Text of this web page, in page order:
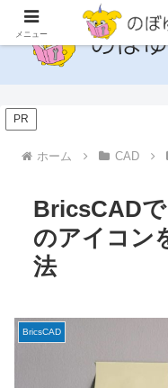
PR
ホーム CAD
BricsCAD
のアイコン
法
BricsCAD
メニュー